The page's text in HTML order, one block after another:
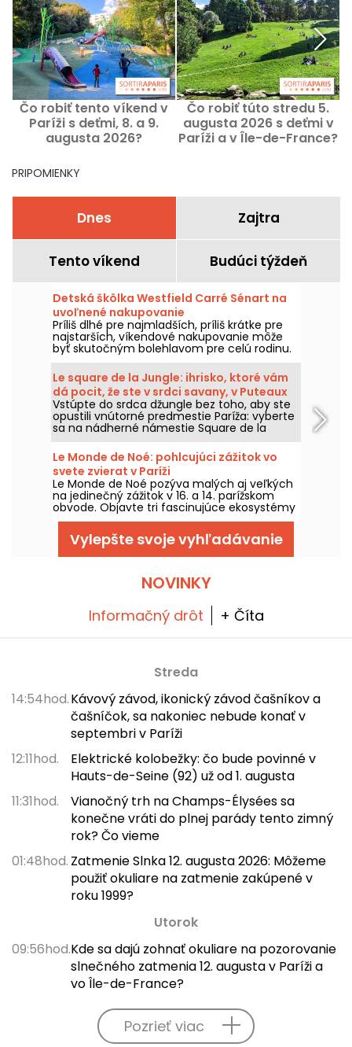
Čo robiť tento víkend v
Paríži s deťmi, 8. a 9.
augusta 2026?
Čo robiť túto stredu 5.
augusta 2026 s deťmi v
Paríži a v Île-de-France?
PRIPOMIENKY
Dnes Zajtra
Tento víkend Budúci týždeň
Detská škôlka Westfield Carré Sénart na
uvoľnené nakupovanie
Príliš dlhé pre najmladších, príliš krátke pre
najstarších, víkendové nakupovanie môže
byť skutočným bolehlavom pre celú rodinu.
Preto niektoré nákupné centrá ponúkajú
službu stráženia detí: tak je to napríklad vo
Westfield Carré Sénart v departemente
Seine-et-Marne.
Le square de la Jungle: ihrisko, ktoré vám
dá pocit, že ste v srdci savany, v Puteaux
(92)
Vstúpte do srdca džungle bez toho, aby ste
opustili vnútorné predmestie Paríža: vyberte
sa na nádherné námestie Square de la
Jungle a jeho detské ihrisko v Puteaux, kde si
môžete užiť rodinnú dovolenku počas celého
roka!
Le Monde de Noé: pohlcujúci zážitok vo
svete zvierat v Paríži
Le Monde de Noé pozýva malých aj veľkých
na jedinečný zážitok v 16. a 14. parížskom
obvode. Objavte tri fascinujúce ekosystémy
obývané zachránenými zvieratami, na ktoré
dohliadajú zanietení odborníci. Zažite
autentickú, náučnú interakciu so svetom
zvierat. Je to príležitosť zvýšiť povedomie
podmienkach zvierat v mestskom prostredí.
Vylepšte svoje vyhľadávanie
NOVINKY
Informačný drôt + Číta
Streda
14:54hod.Kávový závod, ikonický závod čašníkov a
čašníčok, sa nakoniec nebude konať v
septembri v Paríži
12:11hod.
Elektrické kolobežky: čo bude povinné v
Hauts-de-Seine (92) už od 1. augusta
11:31hod.
Vianočný trh na Champs-Élysées sa
konečne vráti do plnej parády tento zimný
rok? Čo vieme
01:48hod. Zatmenie Slnka 12. augusta 2026: Môžeme
použiť okuliare na zatmenie zakúpené v
roku 1999?
Utorok
09:56hod.Kde sa dajú zohnať okuliare na pozorovanie
slnečného zatmenia 12. augusta v Paríži a
vo Île-de-France?
Pozrieť viac